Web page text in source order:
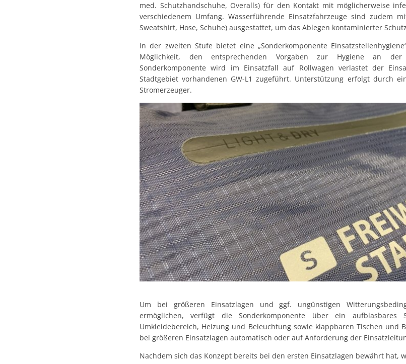
med. Schutzhandschuhe, Overalls) für den Kontakt mit möglicherweise
verschiedenem Umfang. Wasserführende Einsatzfahrzeuge sind zudem
Sweatshirt, Hose, Schuhe) ausgestattet, um das Ablegen kontaminierter
In der zweiten Stufe bietet eine „Sonderkomponente
Möglichkeit, den entsprechenden Vorgaben zur Hygiene an der
Sonderkomponente wird im Einsatzfall auf Rollwagen verlastet der
Stadtgebiet vorhandenen GW-L1 zugeführt. Unterstützung erfolgt durch
Stromerzeuger.
Um bei größeren Einsatzlagen und ggf. ungünstigen
ermöglichen, verfügt die Sonderkomponente über ein aufblasbares
Umkleidebereich, Heizung und Beleuchtung sowie klappbaren Tischen und
bei größeren Einsatzlagen automatisch oder auf Anforderung der
Nachdem sich das Konzept bereits bei den ersten Einsatzlagen bewährt hat,